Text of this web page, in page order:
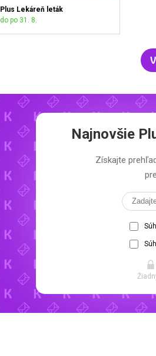
Plus Lekáreň leták
do po 31. 8.
Najnovšie
Získajte